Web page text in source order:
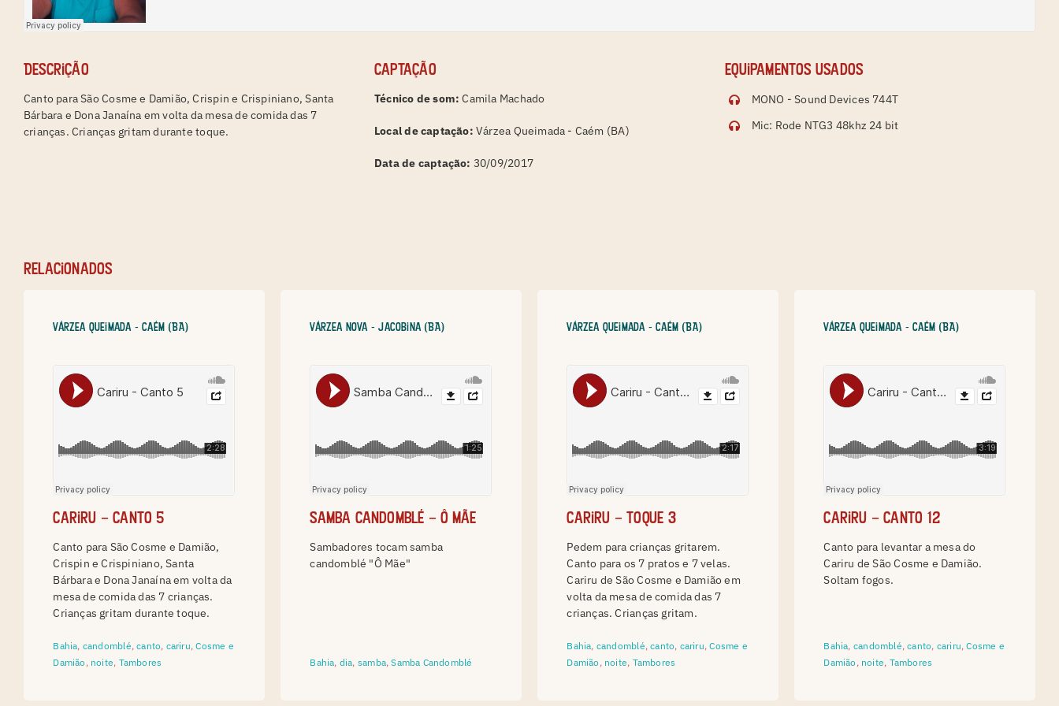
Descrição
Canto para São Cosme e Damião, Crispin e Crispiniano, Santa
Bárbara e Dona Janaína em volta da mesa de comida das 7
crianças. Crianças gritam durante toque.
Captação
Técnico de som: Camila Machado
Local de captação: Várzea Queimada - Caém (BA)
Data de captação: 30/09/2017
Equipamentos usados
MONO - Sound Devices 744T
Mic: Rode NTG3 48khz 24 bit
relacionados
Várzea Queimada - Caém (BA)
Cariru – canto 5
Canto para São Cosme e Damião,
Crispin e Crispiniano, Santa
Bárbara e Dona Janaína em volta da
mesa de comida das 7 crianças.
Crianças gritam durante toque.
Bahia, candomblé,canto, cariru,Cosme e
Damião , noite, Tambores
Várzea Nova - Jacobina (BA)
Samba Candomblé – Ô mãe
Sambadores tocam samba
candomblé "Ô Mãe"
Bahia, dia, samba,Samba Candomblé
Várzea Queimada - Caém (BA)
Cariru – toque 3
Pedem para crianças gritarem.
Canto para os 7 pratos e 7 velas.
Cariru de São Cosme e Damião em
volta da mesa de comida das 7
crianças. Crianças gritam.
Bahia, candomblé,canto, cariru,Cosme e
Damião , noite, Tambores
Várzea Queimada - Caém (BA)
Cariru – canto 12
Canto para levantar a mesa do
Cariru de São Cosme e Damião.
Soltam fogos.
Bahia, candomblé,canto, cariru,Cosme e
Damião , noite, Tambores